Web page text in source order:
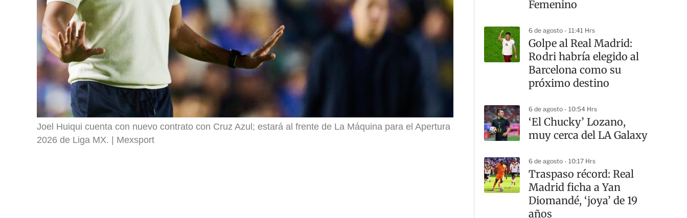
Joel Huiqui cuenta con nuevo contrato con Cruz Azul; estará al frente de La Máquina para el Apertura
2026 de Liga MX.
Mexsport
Femenino
6 de agosto - 11:41 Hrs
Golpe al Real Madrid:
Rodri habría elegido al
Barcelona como su
próximo destino
6 de agosto - 10:54 Hrs
‘El Chucky’ Lozano,
muy cerca del LA Galaxy
6 de agosto - 10:17 Hrs
Traspaso récord: Real
Madrid ficha a Yan
Diomandé, ‘joya’ de 19
años